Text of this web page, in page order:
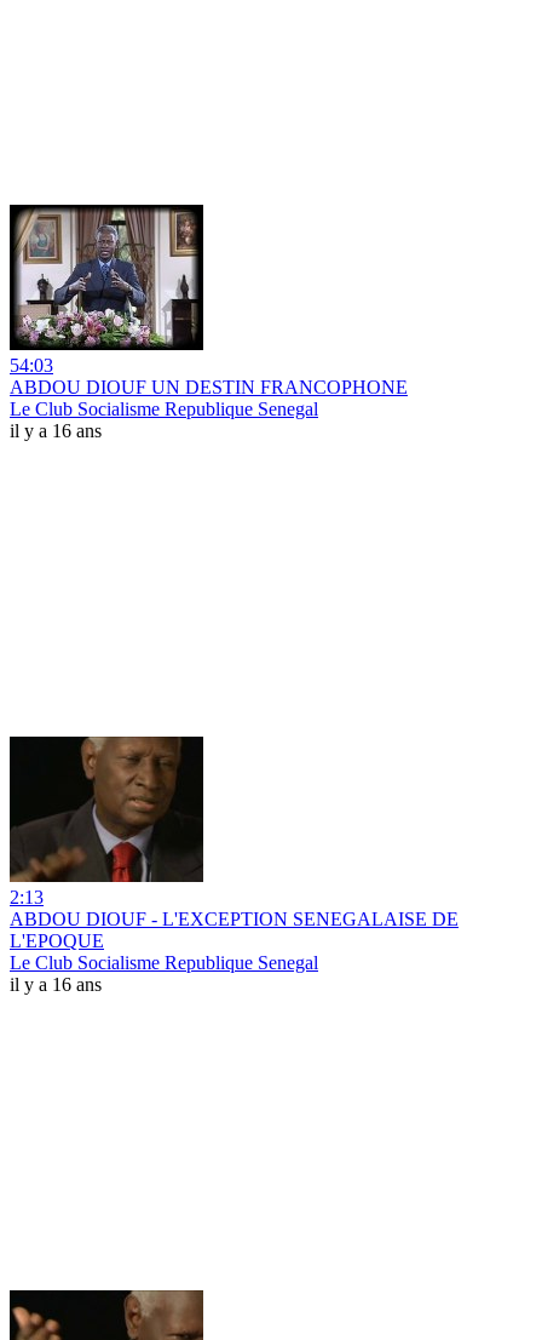
54:03
ABDOU DIOUF UN DESTIN FRANCOPHONE
Le Club Socialisme Republique Senegal
il y a 16 ans
2:13
ABDOU DIOUF - L'EXCEPTION SENEGALAISE DE
L'EPOQUE
Le Club Socialisme Republique Senegal
il y a 16 ans